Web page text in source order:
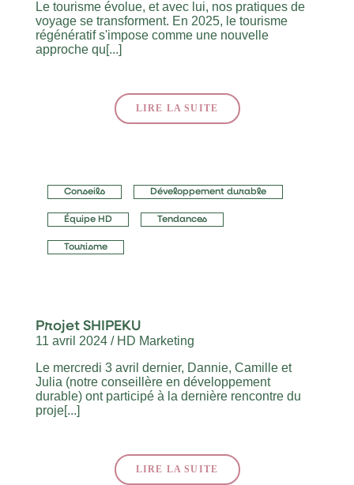
Le tourisme évolue, et avec lui, nos pratiques de
voyage se transforment. En 2025, le tourisme
régénératif s'impose comme une nouvelle
approche qu[...]
LIRE LA SUITE
Conseils Développement durable
Équipe HD Tendances
Tourisme
Projet SHIPEKU
11 avril 2024 / HD Marketing
Le mercredi 3 avril dernier, Dannie, Camille et
Julia (notre conseillère en développement
durable) ont participé à la dernière rencontre du
proje[...]
LIRE LA SUITE